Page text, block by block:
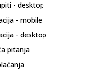
- desktop
- mobile
- desktop
pitanja